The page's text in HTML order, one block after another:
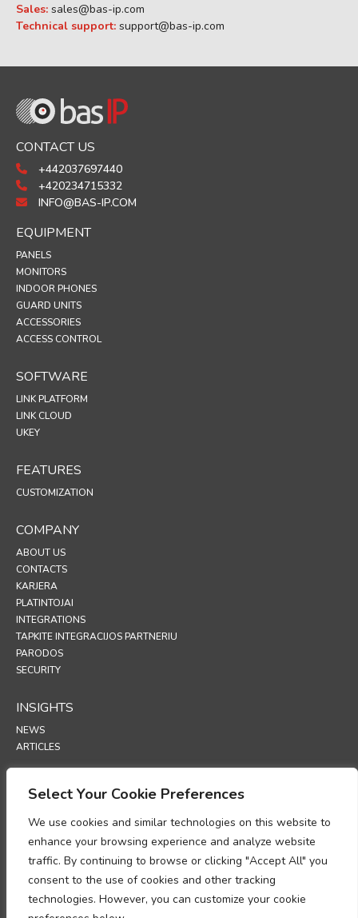
Select Your Cookie Preferences
We use cookies and similar technologies on this website to
enhance your browsing experience and analyze website
traffic. By continuing to browse or clicking "Accept All" you
consent to the use of cookies and other tracking
technologies. However, you can customize your cookie
Sales: sales@bas-ip.com
Technical support: support@bas-ip.com
CONTACT US
+442037697440
+420234715332
INFO@BAS-IP.COM
EQUIPMENT
PANELS
MONITORS
INDOOR PHONES
GUARD UNITS
ACCESSORIES
ACCESS CONTROL
SOFTWARE
LINK PLATFORM
LINK CLOUD
UKEY
FEATURES
CUSTOMIZATION
COMPANY
ABOUT US
CONTACTS
KARJERA
PLATINTOJAI
INTEGRATIONS
TAPKITE INTEGRACIJOS PARTNERIU
PARODOS
SECURITY
INSIGHTS
NEWS
ARTICLES
SUPPORT
POLICIES
PRIVATUMO POLITIKA
SLAPUKŲ POLITIKA
MEMO ON PERSONAL DATA PROCESSING COMPLIANCE